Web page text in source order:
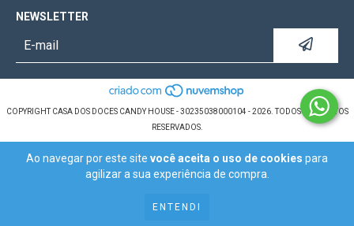
Ao navegar por este site você aceita o uso de cookies para
agilizar a sua experiência de compra.
ENTENDI
NEWSLETTER
COPYRIGHT CASA DOS DOCES CANDY HOUSE - 30235038000104 - 2026. TODOS OS DIREITOS
RESERVADOS.